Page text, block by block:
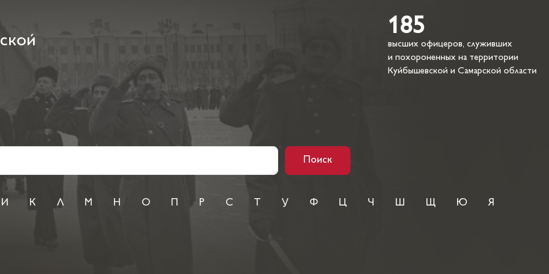
185
высших офицеров, служивших
и похороненных на территории
Куйбышевской и Самарской области
Поиск
И К Л М Н О Р С У Ф Ц Ч Ш Щ Ю Я